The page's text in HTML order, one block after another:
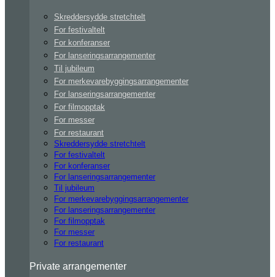
Skreddersydde stretchtelt
For festivaltelt
For konferanser
For lanseringsarrangementer
Til jubileum
For merkevarebyggingsarrangementer
For lanseringsarrangementer
For filmopptak
For messer
For restaurant
Skreddersydde stretchtelt
For festivaltelt
For konferanser
For lanseringsarrangementer
Til jubileum
For merkevarebyggingsarrangementer
For lanseringsarrangementer
For filmopptak
For messer
For restaurant
Private arrangementer